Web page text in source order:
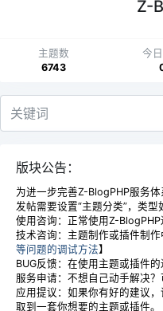
Z-
主题数
6743
今
版块公告：
为进一步完善Z-BlogPHP服务体
发帖需要设置“主题分类”，类型
使用咨询：正常使用Z-BlogPHP
技术咨询：主题制作或插件制
等问题的调试方法】
BUG反馈：在使用主题或插件的
服务申请：不想自己动手解决
应用提议：如果你有好的建议
取到一套你想要的主题或插件。